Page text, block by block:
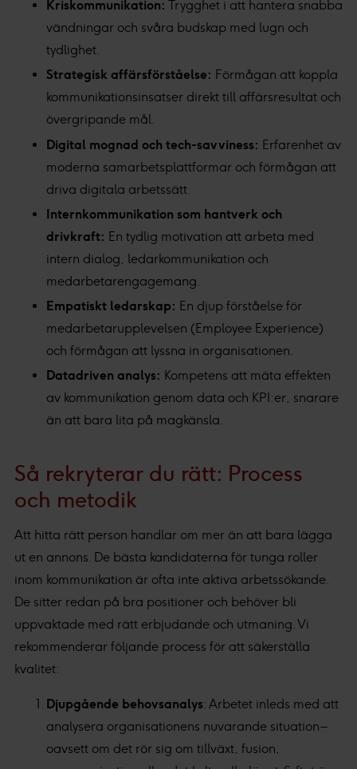
Kriskommunikation: Trygghet i att hantera snabba
vändningar och svåra budskap med lugn och
tydlighet.
Strategisk affärsförståelse: Förmågan att koppla
kommunikationsinsatser direkt till affärsresultat och
övergripande mål.
Digital mognad och tech-savviness: Erfarenhet av
moderna samarbetsplattformar och förmågan att
driva digitala arbetssätt.
Internkommunikation som hantverk och
drivkraft: En tydlig motivation att arbeta med
intern dialog, ledarkommunikation och
medarbetarengagemang.
Empatiskt ledarskap: En djup förståelse för
medarbetarupplevelsen (Employee Experience)
och förmågan att lyssna in organisationen.
Datadriven analys: Kompetens att mäta effekten
av kommunikation genom data och KPI:er, snarare
än att bara lita på magkänsla.
Så rekryterar du rätt: Process
och metodik
Att hitta rätt person handlar om mer än att bara lägga
ut en annons. De bästa kandidaterna för tunga roller
inom kommunikation är ofta inte aktiva arbetssökande.
De sitter redan på bra positioner och behöver bli
uppvaktade med rätt erbjudande och utmaning. Vi
rekommenderar följande process för att säkerställa
kvalitet:
Djupgående behovsanalys: Arbetet inleds med att
analysera organisationens nuvarande situation –
oavsett om det rör sig om tillväxt, fusion,